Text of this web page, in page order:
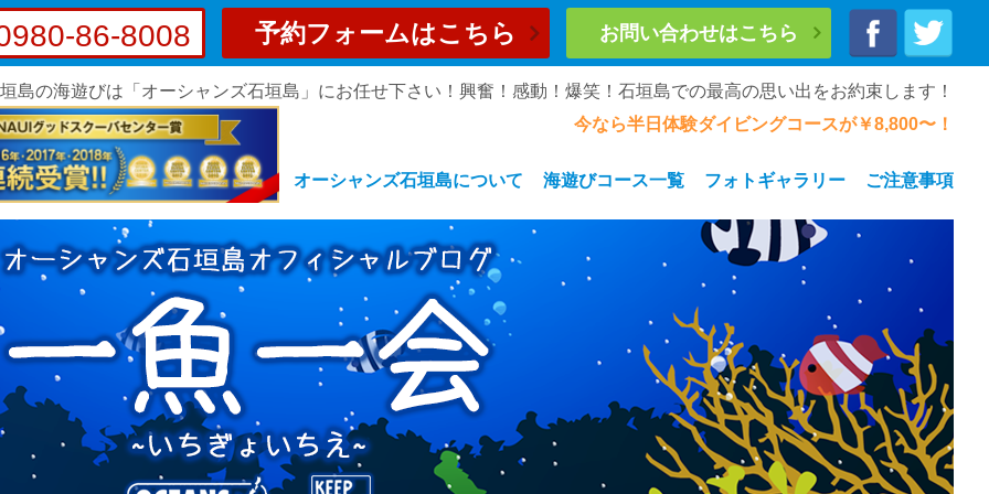
86-8008 予約フォームはこちら お問い合わせはこちら
島の海遊びは「オーシャンズ石垣島」にお任せ下さい！興奮！感動！爆笑！石垣島での最高の思い出をお約束します！
今なら半日体験ダイビングコースが￥8,800〜！
オーシャンズ石垣島について 海遊びコース一覧 フォトギャラリー ご注意事項